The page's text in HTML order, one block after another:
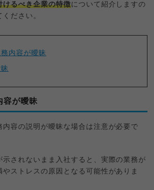
けるべき企業の特徴について紹介しますの
ださい。
内容が曖昧
容が曖昧
内容の説明が曖昧な場合は注意が必要で
示されないまま入社すると、実際の業務が
ストレスの原因となる可能性がありま